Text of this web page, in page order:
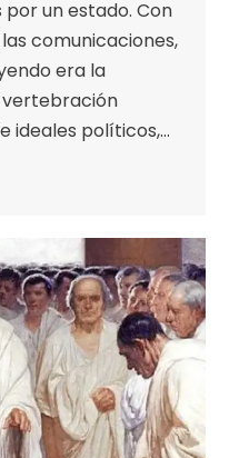
un estado. Con
comunicaciones,
era la
ideales políticos,…